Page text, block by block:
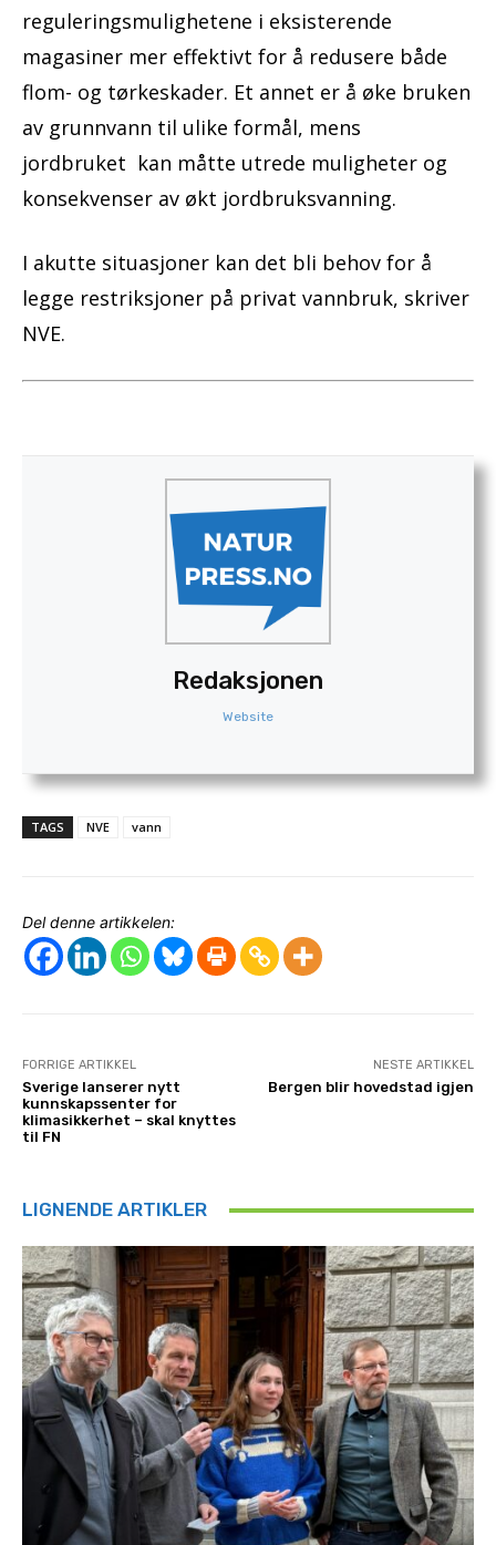
reguleringsmulighetene i eksisterende
magasiner mer effektivt for å redusere både
flom- og tørkeskader. Et annet er å øke bruken
av grunnvann til ulike formål, mens
jordbruket kan måtte utrede muligheter og
konsekvenser av økt jordbruksvanning.
I akutte situasjoner kan det bli behov for å
legge restriksjoner på privat vannbruk, skriver
NVE.
Redaksjonen
Website
TAGS NVE vann
Del denne artikkelen:
FORRIGE ARTIKKEL
Sverige lanserer nytt
kunnskapssenter for
klimasikkerhet – skal knyttes
til FN
NESTE ARTIKKEL
Bergen blir hovedstad igjen
LIGNENDE ARTIKLER